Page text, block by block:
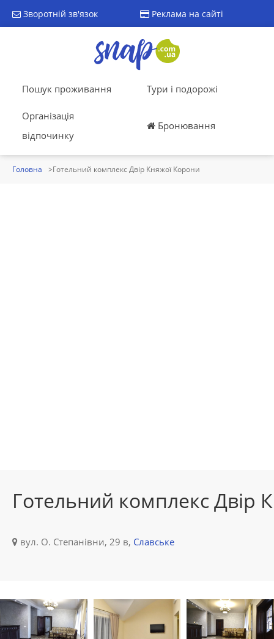
Зворотній зв'язок Реклама на сайті
Пошук проживання Тури і подорожі
Організація
відпочинку
Бронювання
Головна Готельний комплекс Двір Княжої Корони
Готельний комплекс Двір
вул. О. Степанівни, 29 в, Славське